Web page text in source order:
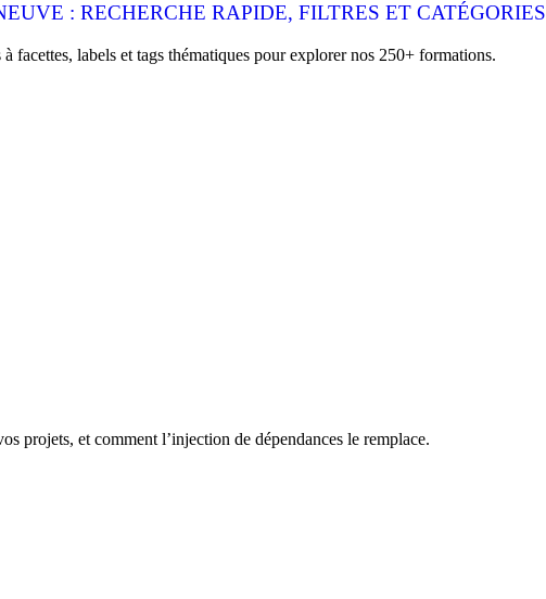
: RECHERCHE RAPIDE, FILTRES ET CATÉGORIES
labels et tags thématiques pour explorer nos 250+ formations.
projets, et comment l’injection de dépendances le remplace.